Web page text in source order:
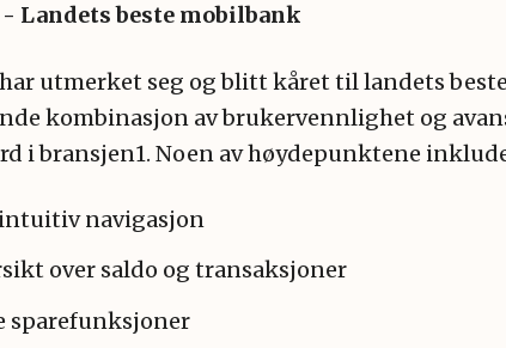
- Landets beste mobilbank
har utmerket seg og blitt kåret til landets
kombinasjon av brukervennlighet og
i bransjen1. Noen av høydepunktene
navigasjon
over saldo og transaksjoner
sparefunksjoner